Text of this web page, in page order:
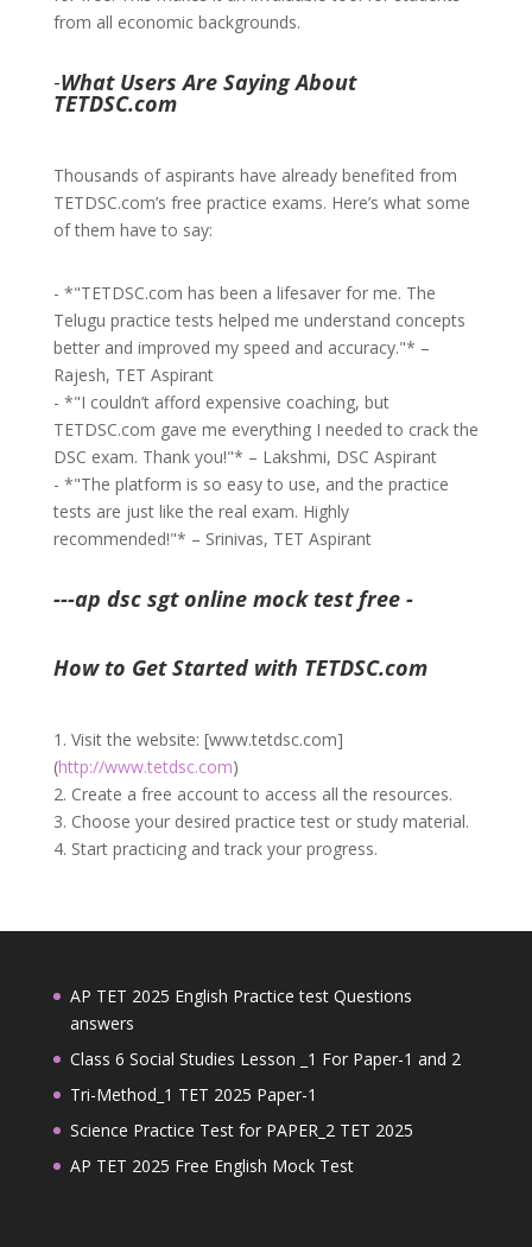
from all economic backgrounds.
-What Users Are Saying About
TETDSC.com
Thousands of aspirants have already benefited from
TETDSC.com’s free practice exams. Here’s what some
of them have to say:
- *"TETDSC.com has been a lifesaver for me. The
Telugu practice tests helped me understand concepts
better and improved my speed and accuracy."* –
Rajesh, TET Aspirant
- *"I couldn’t afford expensive coaching, but
TETDSC.com gave me everything I needed to crack the
DSC exam. Thank you!"* – Lakshmi, DSC Aspirant
- *"The platform is so easy to use, and the practice
tests are just like the real exam. Highly
recommended!"* – Srinivas, TET Aspirant
---ap dsc sgt online mock test free -
How to Get Started with TETDSC.com
1. Visit the website: [www.tetdsc.com]
(http://www.tetdsc.com)
2. Create a free account to access all the resources.
3. Choose your desired practice test or study material.
4. Start practicing and track your progress.
AP TET 2025 English Practice test Questions
answers
Class 6 Social Studies Lesson _1 For Paper-1 and 2
Tri-Method_1 TET 2025 Paper-1
Science Practice Test for PAPER_2 TET 2025
AP TET 2025 Free English Mock Test